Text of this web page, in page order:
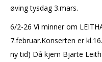
øving tysdag 3.mars.
6/2-26 Vi minner om
7.februar.Konserten er
ny tid) Då kjem Bjarte